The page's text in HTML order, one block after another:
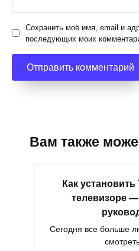
Сохранить моё имя, email и
последующих моих
Вам также
Как
телевизоре
Сегодня все больше